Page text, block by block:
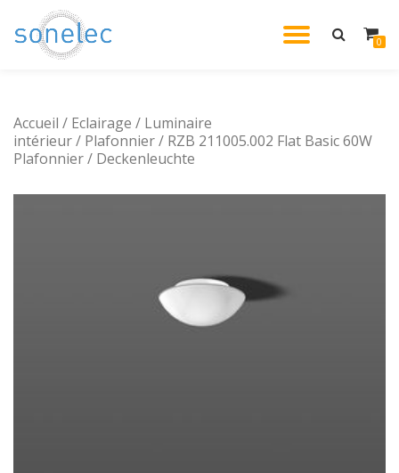
Aller
0
Accueil / Eclairage / Luminaire
intérieur/ Plafonnier/ RZB 211005.002 Flat Basic 60W
Plafonnier / Deckenleuchte